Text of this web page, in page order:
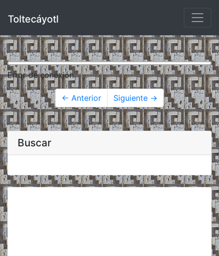
Toltecáyotl
Error de conexión.
← Anterior Siguiente →
Buscar